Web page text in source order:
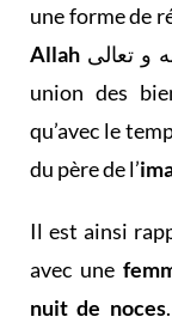
une forme de
Allah
union des
qu’avec le
du père de l’
Il est ainsi
avec une
nuit de noces